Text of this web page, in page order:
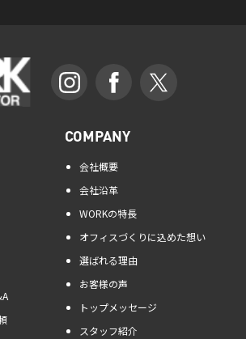
COMPANY
会社概要
会社沿革
WORKの特長
オフィスづくりに込めた想い
選ばれる理由
お客様の声
トップメッセージ
スタッフ紹介